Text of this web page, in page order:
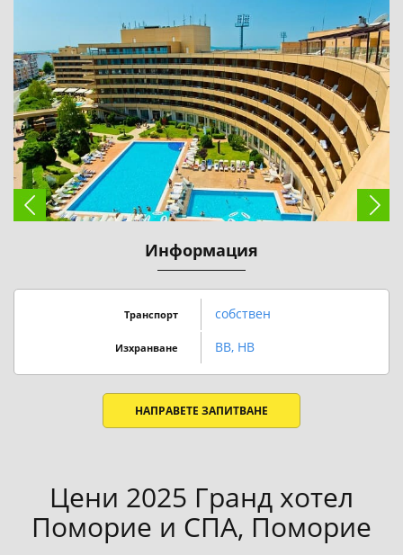
Информация
Транспорт собствен
Изхранване BB, HB
НАПРАВЕТЕ ЗАПИТВАНЕ
Цени 2025 Гранд хотел
Поморие и СПА, Поморие